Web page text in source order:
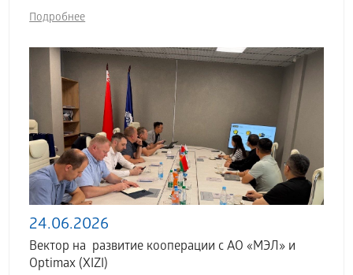
Подробнее
24.06.2026
Вектор на развитие кооперации с АО «МЭЛ» и
Optimax (XIZI)